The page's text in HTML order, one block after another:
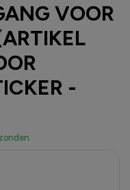
VOOR
-